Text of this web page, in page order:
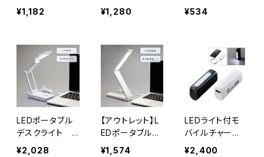
ド シングルホ
ーン MG
¥1,182
ド ダブルホー
ン MG
¥1,280
ススピーカー
¥534
LEDポータブル
デスクライト ワ
イド MG
¥2,028
【アウトレット】L
EDポータブルデ
スクライト スリ
¥1,574
LEDライト付モ
バイルチャージ
ャー2200 MG
¥2,400